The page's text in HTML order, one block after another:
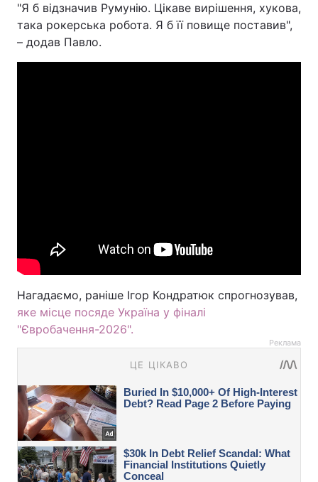
"Я б відзначив Румунію. Цікаве вирішення, хукова,
така рокерська робота. Я б її повище поставив",
– додав Павло.
Нагадаємо, раніше Ігор Кондратюк спрогнозував,
яке місце посяде Україна у фіналі
"Євробачення-2026".
Реклама